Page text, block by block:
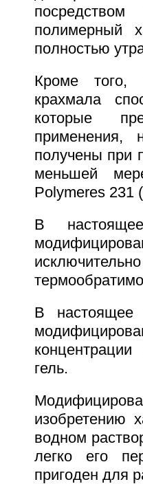
полимерный
полностью
Кроме того,
крахмала
которые
применения,
получены при
меньшей
Polymeres 231
В
В настоящее
гель.
изобретению
водном
легко его
пригоден для